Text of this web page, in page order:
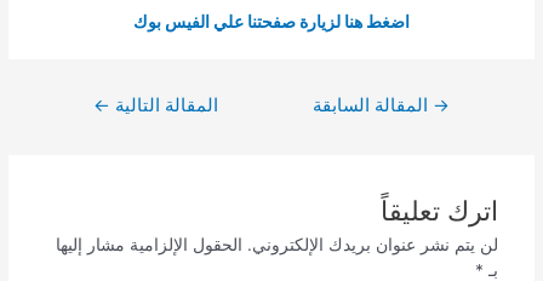
اضغط هنا لزيارة صفحتنا علي الفيس بوك
→ المقالة السابقة المقالة التالية ←
اترك تعليقاً
لن يتم نشر عنوان بريدك الإلكتروني. الحقول الإلزامية مشار إليها
بـ *